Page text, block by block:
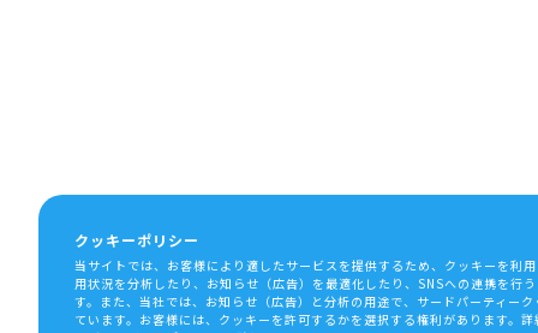
クッキーポリシー
当サイトでは、お客様により適したサービスを提供するため、クッキーを利
用状況を分析したり、お知らせ（広告）を最適化したり、SNSへの連携を行
す。また、当社では、お知らせ（広告）と分析の用途で、サードパーティー
ています。お客様には、クッキーを許可するかを選択する権利があります。